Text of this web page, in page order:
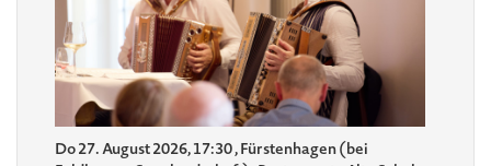
Do 27. August 2026, 17:30, Fürstenhagen (bei